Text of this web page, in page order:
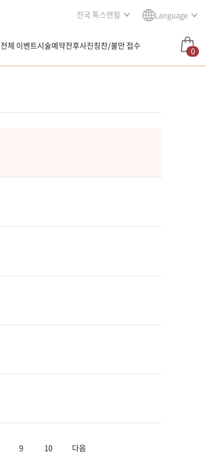
전국 톡스앤필 Language
전체 이벤트시술예약전후사진칭찬/불만 접수 0
9 10 다음